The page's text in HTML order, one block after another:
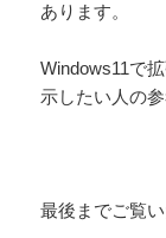
あります。
Windows11で
示したい人の
最後までご覧